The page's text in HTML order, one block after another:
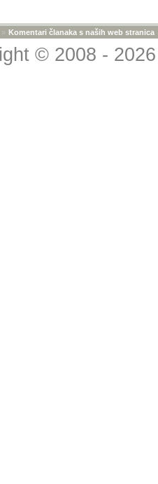
» Komentari članaka s naših web stranica
© 2008 -